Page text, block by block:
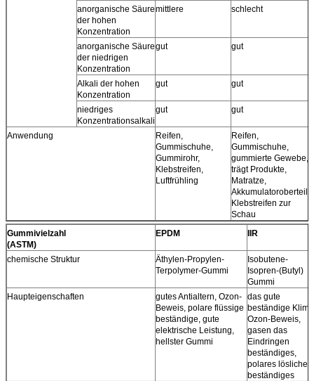
anorganische Säure
der hohen
Konzentration
mittlere schlecht
anorganische Säure
der niedrigen
Konzentration
gut gut
Alkali der hohen
Konzentration
gut gut
niedriges
Konzentrationsalkali
gut gut
Anwendung
Reifen,
Gummischuhe,
Gummirohr,
Klebstreifen,
Luftfrühling
Reifen,
Gummischuhe,
gummierte Gewebe,
trägt Produkte,
Matratze,
Akkumulatoroberteil,
Klebstreifen zur
Schau
Gummivielzahl
(ASTM)
EPDM IIR
chemische Struktur
Äthylen-Propylen-
Terpolymer-Gummi
Isobutene-
Isopren-(Butyl)
Gummi
Haupteigenschaften
gutes Antialtern, Ozon-
Beweis, polare flüssige
beständige, gute
elektrische Leistung,
hellster Gummi
das gute
beständige
Ozon-Beweis,
gasen das
Eindringen
beständiges,
polares lösliches
beständiges